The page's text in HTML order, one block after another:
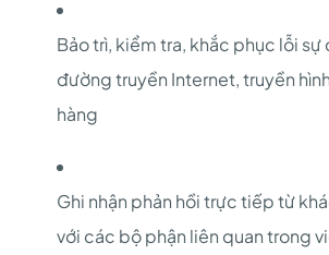
Bảo trì, kiểm tra, khắc phục lỗi sự
đường truyền Internet, truyền
hàng
Ghi nhận phản hồi trực tiếp từ
với các bộ phận liên quan trong